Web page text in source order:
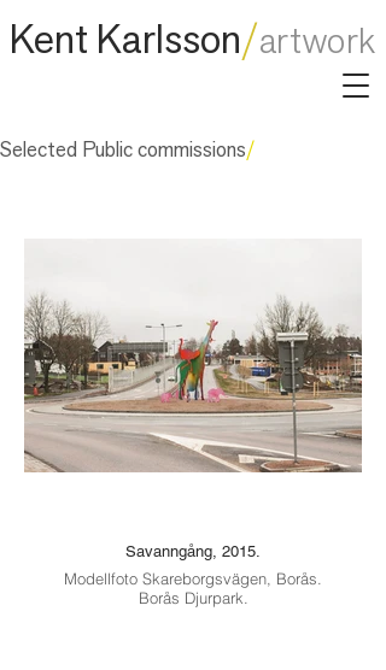
Kent Karlsson/artwork
Selected Public commissions/
Savanngång, 2015.
Modellfoto Skareborgsvägen, Borås.
Borås Djurpark.